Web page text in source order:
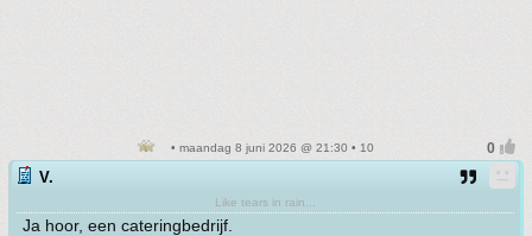
• maandag 8 juni 2026 @ 21:30 • 10
V.
Like tears in rain...
Ja hoor, een cateringbedrijf.